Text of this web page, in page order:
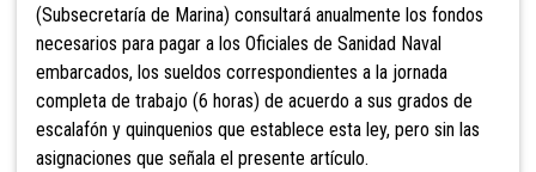
(Subsecretaría de Marina) consultará anualmente los fondos
necesarios para pagar a los Oficiales de Sanidad Naval
embarcados, los sueldos correspondientes a la jornada
completa de trabajo (6 horas) de acuerdo a sus grados de
escalafón y quinquenios que establece esta ley, pero sin las
asignaciones que señala el presente artículo.